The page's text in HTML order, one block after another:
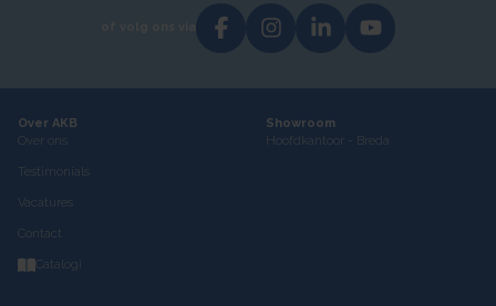
Over AKB
Over ons
Testimonials
Vacatures
Contact
Catalogi
Showroom
Hoofdkantoor - Breda